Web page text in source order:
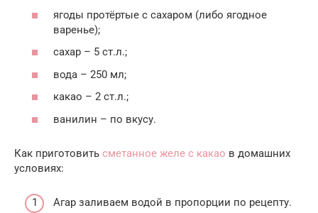
ягоды протёртые с сахаром (либо ягодное
варенье);
сахар – 5 ст.л.;
вода – 250 мл;
какао – 2 ст.л.;
ванилин – по вкусу.
Как приготовить сметанное желе с какао в домашних
условиях:
Агар заливаем водой в пропорции по рецепту.